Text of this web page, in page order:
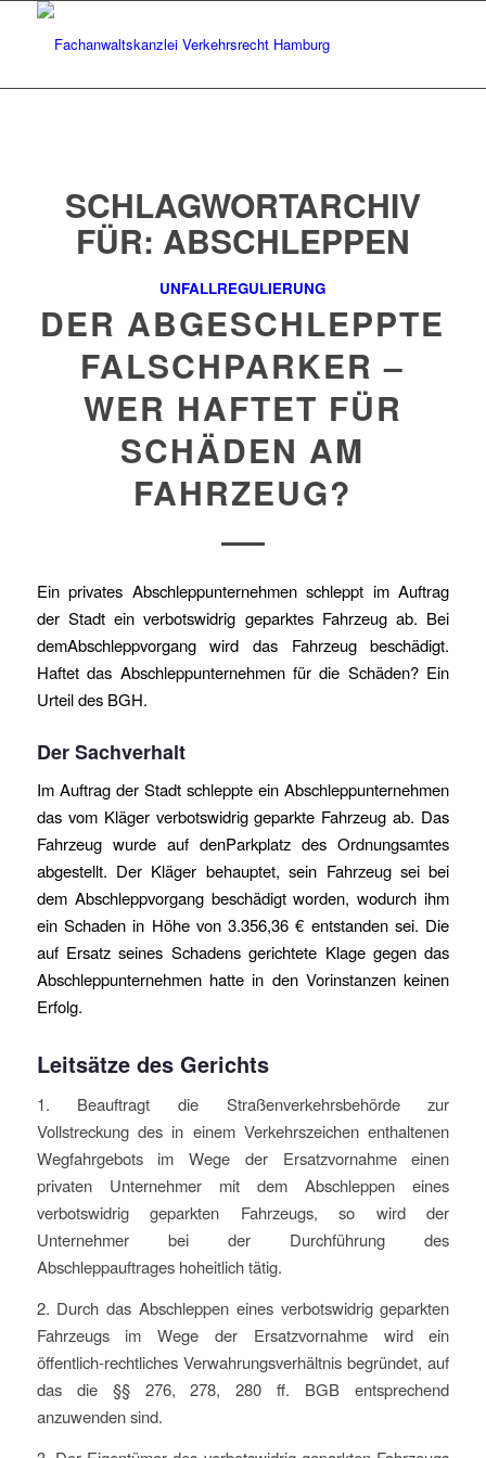
SCHLAGWORTARCHIV
FÜR: ABSCHLEPPEN
UNFALLREGULIERUNG
DER ABGESCHLEPPTE
FALSCHPARKER –
WER HAFTET FÜR
SCHÄDEN AM
FAHRZEUG?
Ein privates Abschleppunternehmen schleppt im Auftrag
der Stadt ein verbotswidrig geparktes Fahrzeug ab. Bei
demAbschleppvorgangwird das Fahrzeug beschädigt.
Haftet das Abschleppunternehmen für die Schäden? Ein
Urteil des BGH.
Der Sachverhalt
Im Auftrag der Stadt schleppte ein Abschleppunternehmen
das vom Kläger verbotswidrig geparkte Fahrzeug ab. Das
Fahrzeug wurde auf denParkplatz des Ordnungsamtes
abgestellt. Der Kläger behauptet, sein Fahrzeug sei bei
dem Abschleppvorgang beschädigt worden, wodurch ihm
ein Schaden in Höhe von 3.356,36 € entstanden sei. Die
auf Ersatz seines Schadens gerichtete Klage gegen das
Abschleppunternehmen hatte in den Vorinstanzen keinen
Erfolg.
Leitsätze des Gerichts
1. Beauftragt die Straßenverkehrsbehörde zur
Vollstreckung des in einem Verkehrszeichen enthaltenen
Wegfahrgebots im Wege der Ersatzvornahme einen
privaten Unternehmer mit dem Abschleppen eines
verbotswidrig geparkten Fahrzeugs, so wird der
Unternehmer bei der Durchführung des
Abschleppauftrages hoheitlich tätig.
2. Durch das Abschleppen eines verbotswidrig geparkten
Fahrzeugs im Wege der Ersatzvornahme wird ein
öffentlich-rechtliches Verwahrungsverhältnis begründet, auf
das die §§ 276, 278, 280 ff. BGB entsprechend
anzuwenden sind.